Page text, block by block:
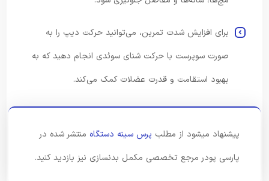
برای افزایش شدت تمرین، می‌توانید حرکت دیپ را به
صورت سوپرست با حرکت شنای سوئدی انجام دهید که به
بهبود استقامت و قدرت عضلات کمک می‌کند.
پیشنهاد میشود از مطلب پرس سینه دستگاه منتشر شده در
پارسی پودر مرجع تخصصی مکمل بدنسازی نیز بازدید کنید.